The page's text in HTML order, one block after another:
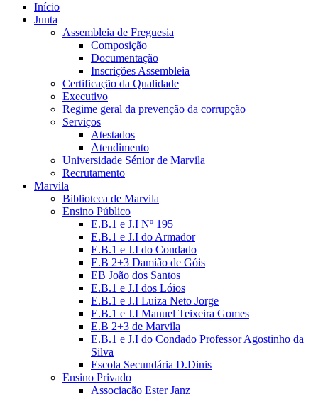
Início
Junta
Assembleia de Freguesia
Composição
Documentação
Inscrições Assembleia
Certificação da Qualidade
Executivo
Regime geral da prevenção da corrupção
Serviços
Atestados
Atendimento
Universidade Sénior de Marvila
Recrutamento
Marvila
Biblioteca de Marvila
Ensino Público
E.B.1 e J.I Nº 195
E.B.1 e J.I do Armador
E.B.1 e J.I do Condado
E.B 2+3 Damião de Góis
EB João dos Santos
E.B.1 e J.I dos Lóios
E.B.1 e J.I Luiza Neto Jorge
E.B.1 e J.I Manuel Teixeira Gomes
E.B 2+3 de Marvila
E.B.1 e J.I do Condado Professor Agostinho da
Silva
Escola Secundária D.Dinis
Ensino Privado
Associação Ester Janz